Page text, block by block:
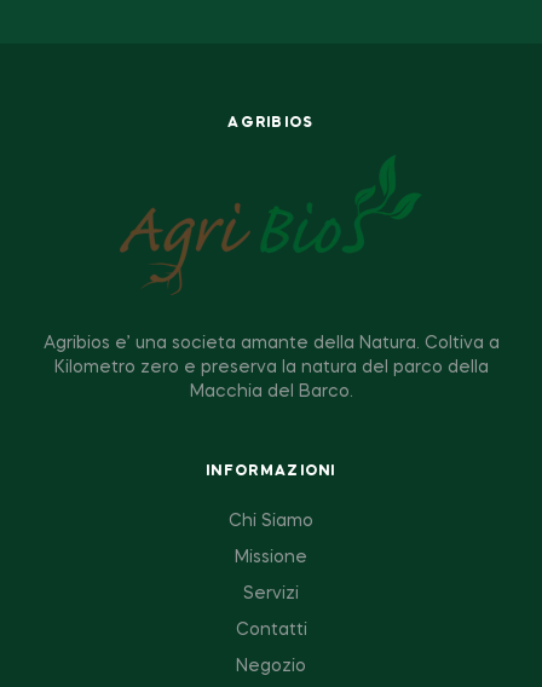
AGRIBIOS
Agribios e’ una societa amante della Natura. Coltiva a
Kilometro zero e preserva la natura del parco della
Macchia del Barco.
INFORMAZIONI
Chi Siamo
Missione
Servizi
Contatti
Negozio